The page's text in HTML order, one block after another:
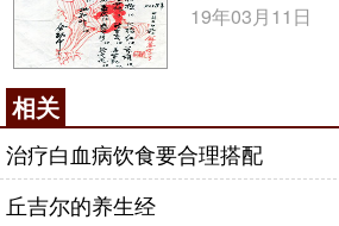
19年03月11日
相关
治疗白血病饮食要合理搭配
丘吉尔的养生经